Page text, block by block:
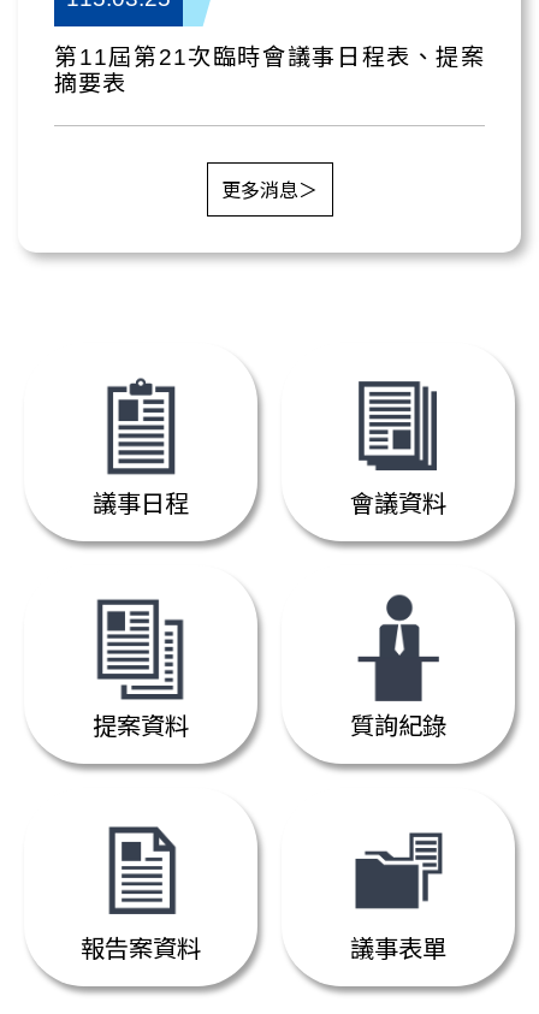
第11屆第21次臨時會議事日程表、提案
摘要表
更多消息＞
議事日程 會議資料
提案資料 質詢紀錄
報告案資料 議事表單